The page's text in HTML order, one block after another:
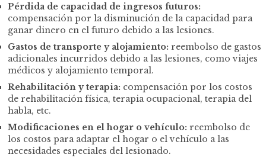
Pérdida de capacidad de ingresos futuros:
compensación por la disminución de la capacidad para
ganar dinero en el futuro debido a las lesiones.
Gastos de transporte y alojamiento: reembolso de gastos
adicionales incurridos debido a las lesiones, como viajes
médicos y alojamiento temporal.
Rehabilitación y terapia: compensación por los costos
de rehabilitación física, terapia ocupacional, terapia del
habla, etc.
Modificaciones en el hogar o vehículo: reembolso de
los costos para adaptar el hogar o el vehículo a las
necesidades especiales del lesionado.